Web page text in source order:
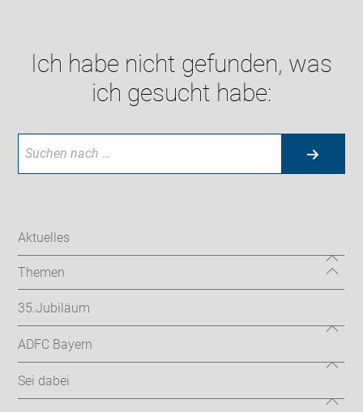
Ich habe nicht gefunden, was
ich gesucht habe:
Aktuelles
Themen
35.Jubiläum
ADFC Bayern
Sei dabei